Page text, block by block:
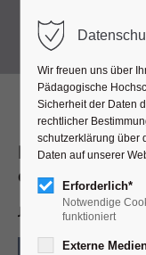
Hast du
dein Projekt?
Ja, ich habe
Wir freuen uns über
Pädagogische
Sicher­heit der Daten
recht­licher
schutz­erklärung über
Daten auf unserer
Erforderlich*
Notwendige
funktioniert
Externe